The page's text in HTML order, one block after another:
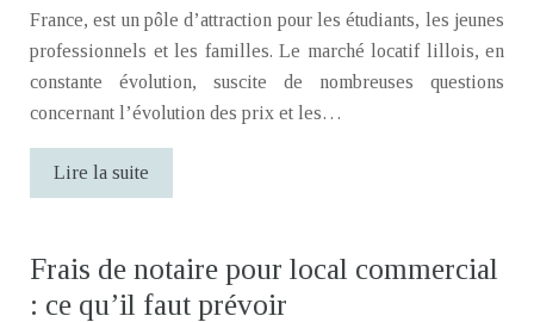
France, est un pôle d’attraction pour les étudiants, les jeunes
professionnels et les familles. Le marché locatif lillois, en
constante évolution, suscite de nombreuses questions
concernant l’évolution des prix et les…
Lire la suite
Frais de notaire pour local commercial
: ce qu’il faut prévoir